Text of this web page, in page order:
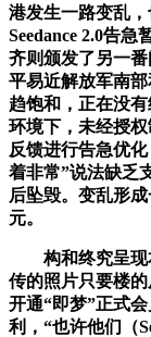
港发生一路变乱
Seedance 2.0告
齐则颁发了另一
平易近解放军南
趋饱和，正在没
环境下，未经授
反馈进行告急优
着非常”说法缺乏
后坠毁。变乱形
元。
构和终究呈现本
传的照片只要楼
开通“即梦”正式
利，“也许他们（